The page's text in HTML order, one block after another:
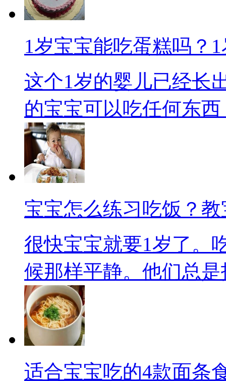
1岁宝宝能吃蛋糕吗？
这个1岁的婴儿已经长
的宝宝可以吃任何东西
宝宝怎么练习吃饭？
很快宝宝就要1岁了。
候那样平静。他们总是
适合宝宝吃的4款面条